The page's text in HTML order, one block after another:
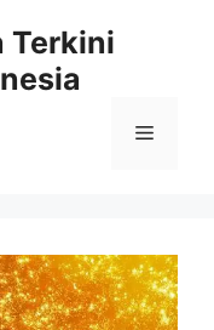
Terkini
Menu